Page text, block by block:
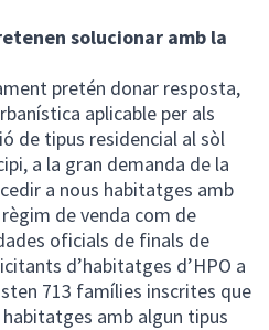
solucionar amb la
pretén donar resposta,
aplicable per als
de tipus residencial al sòl
a la gran demanda de la
a nous habitatges amb
de venda com de
oficials de finals de
d’habitatges d’HPO a
713 famílies inscrites que
habitatges amb algun tipus